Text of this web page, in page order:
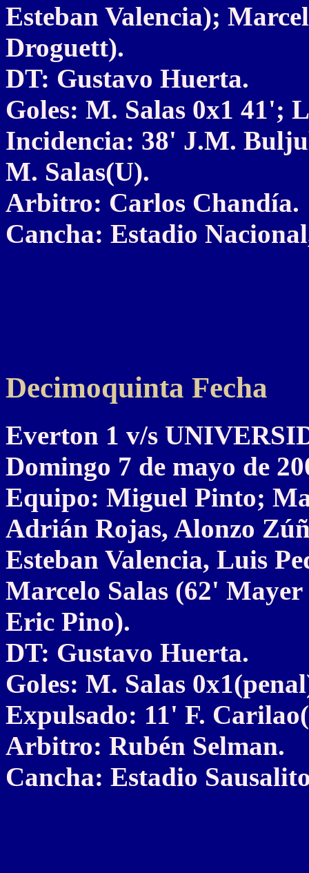
Esteban Valencia);
Droguett).
DT: Gustavo Huerta.
Goles: M. Salas 0x1 41';
Incidencia: 38' J.M.
M. Salas(U).
Arbitro: Carlos Chandía.
Cancha: Estadio
Decimoquinta Fecha
Everton 1 v/s
Domingo 7 de mayo de
Equipo: Miguel Pinto;
Adrián Rojas, Alonzo
Esteban Valencia, Luis
Marcelo Salas (62'
Eric Pino).
DT: Gustavo Huerta.
Goles: M. Salas
Expulsado: 11' F.
Arbitro: Rubén Selman.
Cancha: Estadio